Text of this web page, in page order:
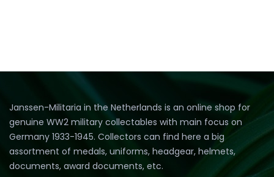
Janssen-Militaria in the Netherlands is an online shop for
genuine WW2 military collectables with main focus on
Germany 1933-1945. Collectors can find here a big
assortment of medals, uniforms, headgear, helmets,
documents, award documents, etc.